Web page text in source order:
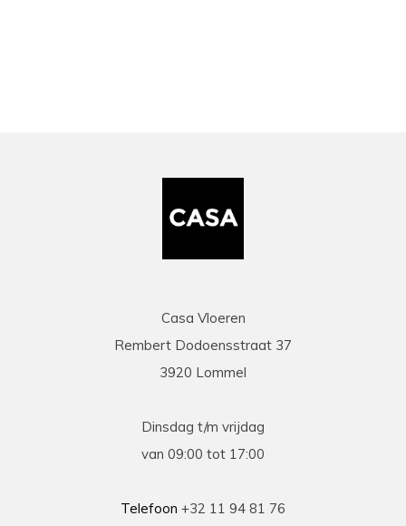
Casa Vloeren
Rembert Dodoensstraat 37
3920 Lommel
Dinsdag t/m vrijdag
van 09:00 tot 17:00
Telefoon +32 11 94 81 76